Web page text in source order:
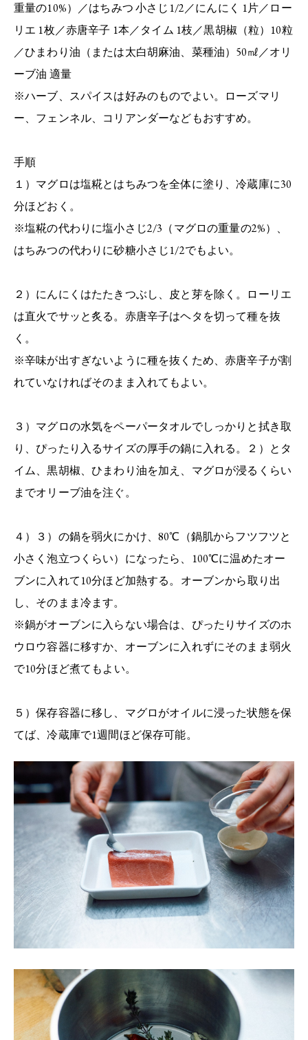
重量の10%）／はちみつ 小さじ1/2／にんにく 1片／ロー
リエ 1枚／赤唐辛子 1本／タイム 1枝／黒胡椒（粒）10粒
／ひまわり油（または太白胡麻油、菜種油）50㎖／オリ
ーブ油 適量
※ハーブ、スパイスは好みのものでよい。ローズマリ
ー、フェンネル、コリアンダーなどもおすすめ。
手順
１）マグロは塩糀とはちみつを全体に塗り、冷蔵庫に30
分ほどおく。
※塩糀の代わりに塩小さじ2/3（マグロの重量の2%）、
はちみつの代わりに砂糖小さじ1/2でもよい。
２）にんにくはたたきつぶし、皮と芽を除く。ローリエ
は直火でサッと炙る。赤唐辛子はヘタを切って種を抜
く。
※辛味が出すぎないように種を抜くため、赤唐辛子が割
れていなければそのまま入れてもよい。
３）マグロの水気をペーパータオルでしっかりと拭き取
り、ぴったり入るサイズの厚手の鍋に入れる。２）とタ
イム、黒胡椒、ひまわり油を加え、マグロが浸るくらい
までオリーブ油を注ぐ。
４）３）の鍋を弱火にかけ、80℃（鍋肌からフツフツと
小さく泡立つくらい）になったら、100℃に温めたオー
ブンに入れて10分ほど加熱する。オーブンから取り出
し、そのまま冷ます。
※鍋がオーブンに入らない場合は、ぴったりサイズのホ
ウロウ容器に移すか、オーブンに入れずにそのまま弱火
で10分ほど煮てもよい。
５）保存容器に移し、マグロがオイルに浸った状態を保
てば、冷蔵庫で1週間ほど保存可能。